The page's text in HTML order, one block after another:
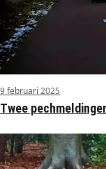
9 februari 2025
Twee